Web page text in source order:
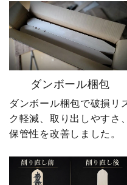
ダンボール梱包
ダンボール梱包で破損リ
ク軽減、取り出しやすさ、
保管性を改善しました。